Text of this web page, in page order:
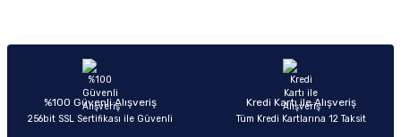
%100 Güvenli Alışveriş
256bit SSL Sertifikası ile Güvenli
Kredi Kartı ile Alışveriş
Tüm Kredi Kartlarına 12 Taksit